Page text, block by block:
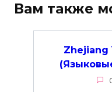
Вам также
Zhejiang